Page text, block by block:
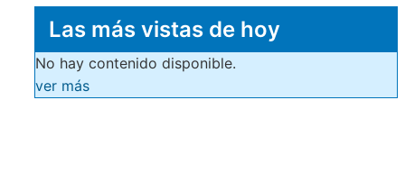
Las más vistas de hoy
No hay contenido disponible.
ver más